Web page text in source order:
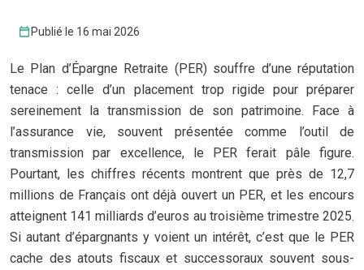
Publié le 16 mai 2026
Le Plan d’Épargne Retraite (PER) souffre d’une réputation
tenace : celle d’un placement trop rigide pour préparer
sereinement la transmission de son patrimoine. Face à
l’assurance vie, souvent présentée comme l’outil de
transmission par excellence, le PER ferait pâle figure.
Pourtant, les chiffres récents montrent que près de 12,7
millions de Français ont déjà ouvert un PER, et les encours
atteignent 141 milliards d’euros au troisième trimestre 2025.
Si autant d’épargnants y voient un intérêt, c’est que le PER
cache des atouts fiscaux et successoraux souvent sous-